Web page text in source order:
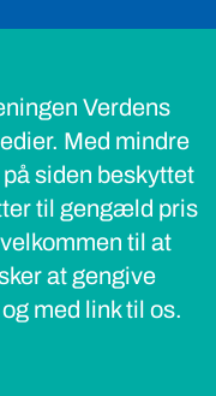
Med mindre
siden beskyttet
til gengæld pris
til at
at gengive
med link til os.